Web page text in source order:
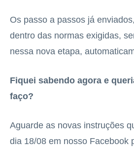
Os passo a passos já
dentro das normas exigidas,
nessa nova etapa,
Fiquei sabendo agora e
faço?
Aguarde as novas instruções
dia 18/08 em nosso Facebook